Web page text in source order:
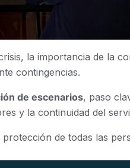
la importancia de la
contingencias.
de escenarios, paso
y la continuidad del
de todas las